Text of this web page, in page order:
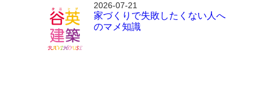
2026-07-21
家づくりで失敗したくない人へ
のマメ知識